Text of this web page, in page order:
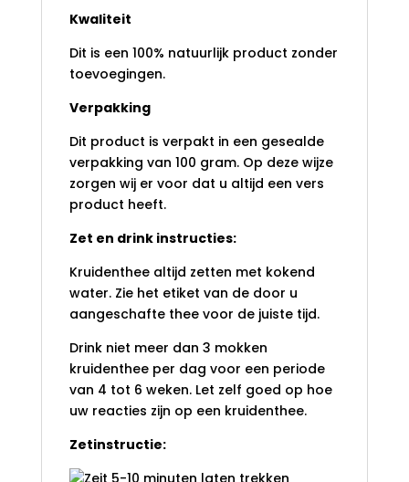
Kwaliteit
Dit is een 100% natuurlijk product zonder
toevoegingen.
Verpakking
Dit product is verpakt in een gesealde
verpakking van 100 gram. Op deze wijze
zorgen wij er voor dat u altijd een vers
product heeft.
Zet en drink instructies:
Kruidenthee altijd zetten met kokend
water. Zie het etiket van de door u
aangeschafte thee voor de juiste tijd.
Drink niet meer dan 3 mokken
kruidenthee per dag voor een periode
van 4 tot 6 weken. Let zelf goed op hoe
uw reacties zijn op een kruidenthee.
Zetinstructie:
5-10 minuten laten trekken